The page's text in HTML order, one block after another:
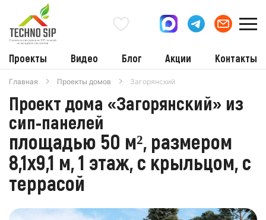
Проекты Видео Блог Акции Контакты
Главная Проекты домов Загорянский
Проект дома «Загорянский» из
сип-панелей
площадью 50 м², размером
8,1х9,1 м, 1 этаж, с крыльцом, с
террасой